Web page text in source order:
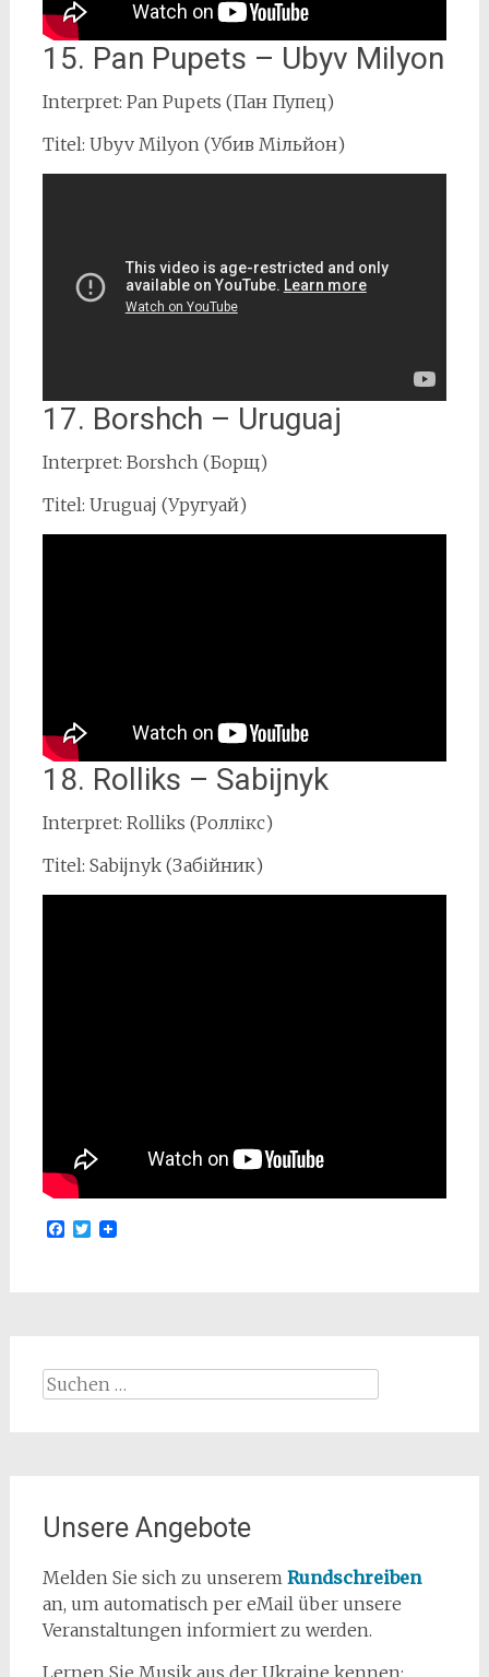
15. Pan Pupets – Ubyv Milyon
Interpret: Pan Pupets (Пан Пупец)
Titel: Ubyv Milyon (Убив Мільйон)
17. Borshch – Uruguaj
Interpret: Borshch (Борщ)
Titel: Uruguaj (Уругуай)
18. Rolliks – Sabijnyk
Interpret: Rolliks (Роллікс)
Titel: Sabijnyk (Забійник)
Facebook
Twitter
Suchen
nach:
Unsere Angebote
Melden Sie sich zu unserem Rundschreiben
an, um automatisch per eMail über unsere
Veranstaltungen informiert zu werden.
Lernen Sie Musik aus der Ukraine kennen: